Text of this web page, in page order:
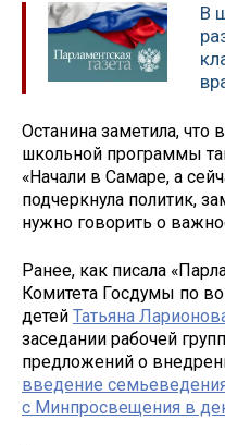
В
Останина заметила, что
школьной программы
«Начали в Самаре, а
подчеркнула политик,
нужно говорить о
Ранее, как писала
Комитета Госдумы по
детей Татьяна
заседании рабочей
предложений о
введение
с Минпросвещения в